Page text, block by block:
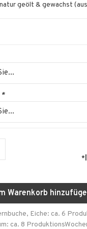
geölt & gewachst
*
*
Warenkorb
Eiche: ca. 6
ca. 8